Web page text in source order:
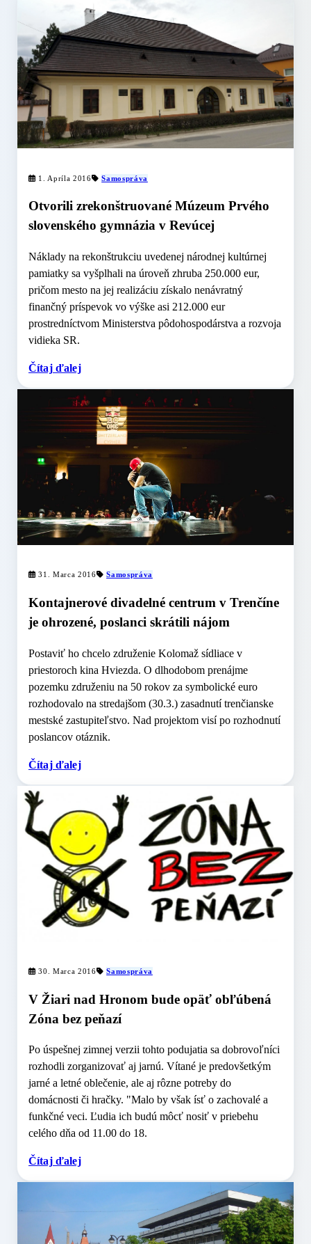
1. Apríla 2016 Samospráva
Otvorili zrekonštruované Múzeum Prvého
slovenského gymnázia v Revúcej
Náklady na rekonštrukciu uvedenej národnej kultúrnej
pamiatky sa vyšplhali na úroveň zhruba 250.000 eur,
pričom mesto na jej realizáciu získalo nenávratný
finančný príspevok vo výške asi 212.000 eur
prostredníctvom Ministerstva pôdohospodárstva a rozvoja
vidieka SR.
Čítaj ďalej
31. Marca 2016 Samospráva
Kontajnerové divadelné centrum v Trenčíne
je ohrozené, poslanci skrátili nájom
Postaviť ho chcelo združenie Kolomaž sídliace v
priestoroch kina Hviezda. O dlhodobom prenájme
pozemku združeniu na 50 rokov za symbolické euro
rozhodovalo na stredajšom (30.3.) zasadnutí trenčianske
mestské zastupiteľstvo. Nad projektom visí po rozhodnutí
poslancov otáznik.
Čítaj ďalej
30. Marca 2016 Samospráva
V Žiari nad Hronom bude opäť obľúbená
Zóna bez peňazí
Po úspešnej zimnej verzii tohto podujatia sa dobrovoľníci
rozhodli zorganizovať aj jarnú. Vítané je predovšetkým
jarné a letné oblečenie, ale aj rôzne potreby do
domácnosti či hračky. "Malo by však ísť o zachovalé a
funkčné veci. Ľudia ich budú môcť nosiť v priebehu
celého dňa od 11.00 do 18.
Čítaj ďalej